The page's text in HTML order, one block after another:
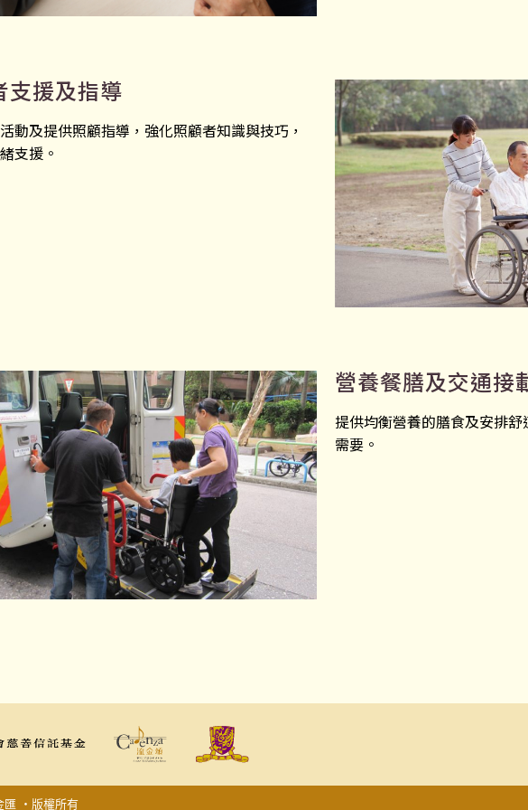
支援及指導
動及提供照顧指導，強化照顧者知識與技巧，
支援。
營養餐膳及交通接
提供均衡營養的膳食及安排
需要。
匯 ‧版權所有